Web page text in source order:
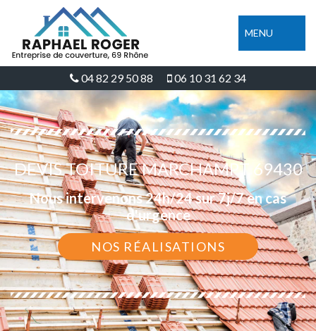
MENU
04 82 29 50 88 06 10 31 62 34
DEVIS TOITURE MARCHAMPT 69430
Nous intervenons 24h/24 sur 7j/7 en cas
d'urgence
NOS RÉALISATIONS